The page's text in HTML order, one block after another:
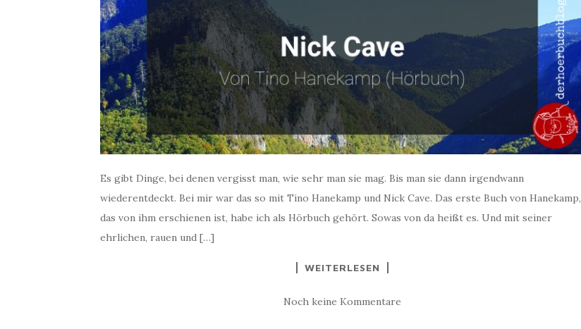
Es gibt Dinge, bei denen vergisst man, wie sehr man sie mag. Bis man sie dann irgendwann
wiederentdeckt. Bei mir war das so mit Tino Hanekamp und Nick Cave. Das erste Buch von Hanekamp,
das von ihm erschienen ist, habe ich als Hörbuch gehört. Sowas von da heißt es. Und mit seiner
ehrlichen, rauen und […]
WEITERLESEN
Noch keine Kommentare